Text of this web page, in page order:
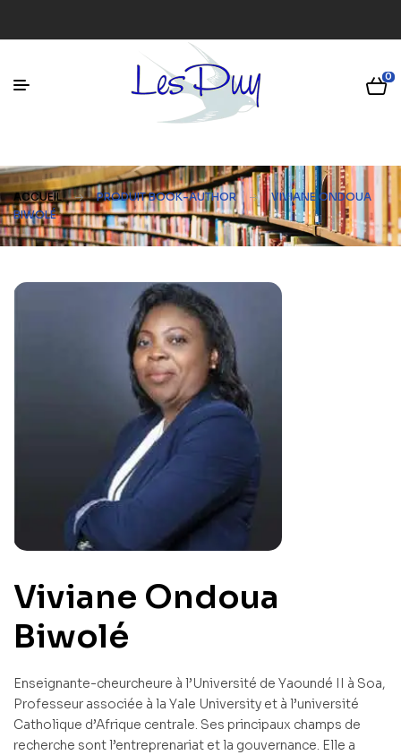
0
ACCUEIL PRODUIT BOOK-AUTHOR
VIVIANE ONDOUA
BIWOLÉ
Viviane Ondoua
Biwolé
Enseignante-cheurcheure à l’Université de Yaoundé II à Soa,
Professeur associée à la Yale University et à l’université
Catholique d’Afrique centrale. Ses principaux champs de
recherche sont l’entreprenariat et la gouvernance. Elle a